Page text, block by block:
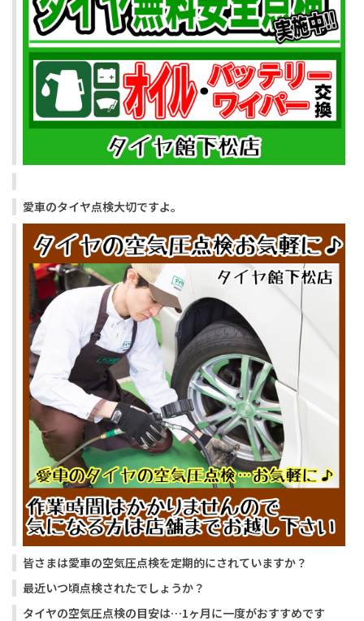
愛車のタイヤ点検大切ですよ。
皆さまは愛車の空気圧点検を定期的にされていますか？
最近いつ頃点検されたでしょうか？
タイヤの空気圧点検の目安は…1ヶ月に一度がおすすめです